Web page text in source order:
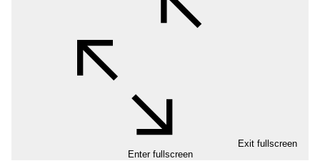
Exit fullscreen
Enter fullscreen